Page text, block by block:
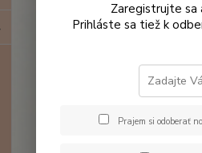
Zaregistrujte sa
Prihláste sa tiež k
Prajem si odoberať